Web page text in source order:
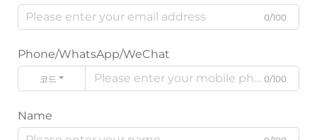
0/100
Phone/WhatsApp/WeChat
코드 0/100
Name